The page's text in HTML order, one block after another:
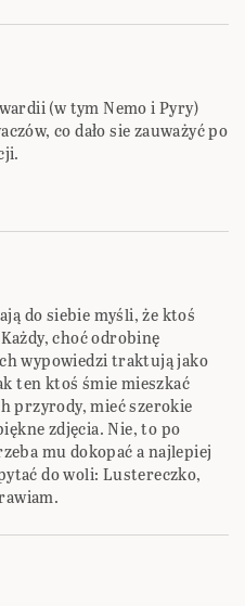
(w tym Nemo i Pyry)
co dało sie zauważyć po
do siebie myśli, że ktoś
choć odrobinę
wypowiedzi traktują jako
ten ktoś śmie mieszkać
przyrody, mieć szerokie
zdjęcia. Nie, to po
mu dokopać a najlepiej
do woli: Lustereczko,